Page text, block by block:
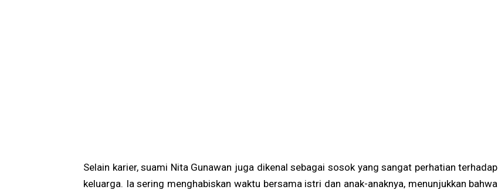
Selain karier, suami Nita Gunawan juga dikenal sebagai sosok yang sangat perhatian terhadap
keluarga. Ia sering menghabiskan waktu bersama istri dan anak-anaknya, menunjukkan bahwa